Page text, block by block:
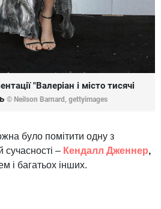
"Валеріан і місто тисячі
© Neilson Barnard, gettyimages
було помітити одну з
– Кендалл Дженнер,
і багатьох інших.